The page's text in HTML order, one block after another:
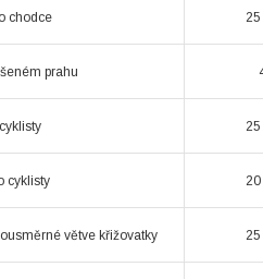
chodce 25
prahu
25
cyklisty 20
větve křižovatky 25